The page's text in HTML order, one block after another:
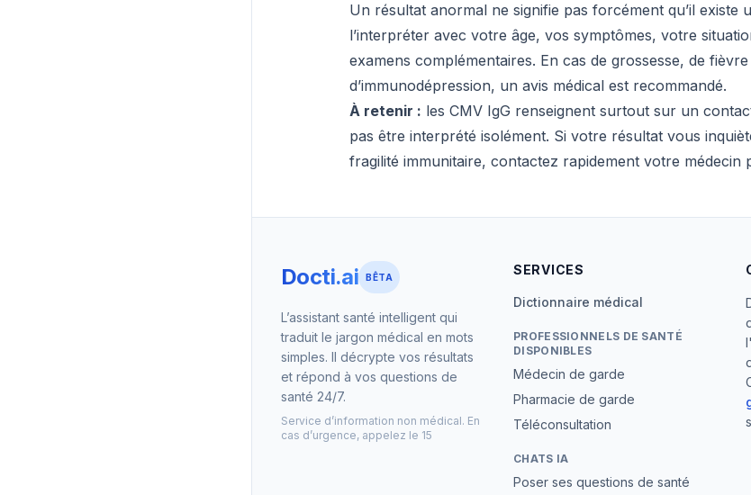
Un résultat anormal ne signifie pas forcément qu’il
l’interpréter avec votre âge, vos symptômes, votre
examens complémentaires. En cas de grossesse, de
d’immunodépression, un avis médical est recommandé.
À retenir : les CMV IgG renseignent surtout sur un
pas être interprété isolément. Si votre résultat vous
fragilité immunitaire, contactez rapidement votre médecin
Docti.ai BÊTA
L’assistant santé intelligent qui
traduit le jargon médical en mots
simples. Il décrypte vos résultats
et répond à vos questions de
santé 24/7.
Service d’information non médical. En
cas d’urgence, appelez le 15
SERVICES
Dictionnaire médical
PROFESSIONNELS DE SANTÉ
DISPONIBLES
Médecin de garde
Pharmacie de garde
Téléconsultation
CHATS IA
Poser ses questions de santé